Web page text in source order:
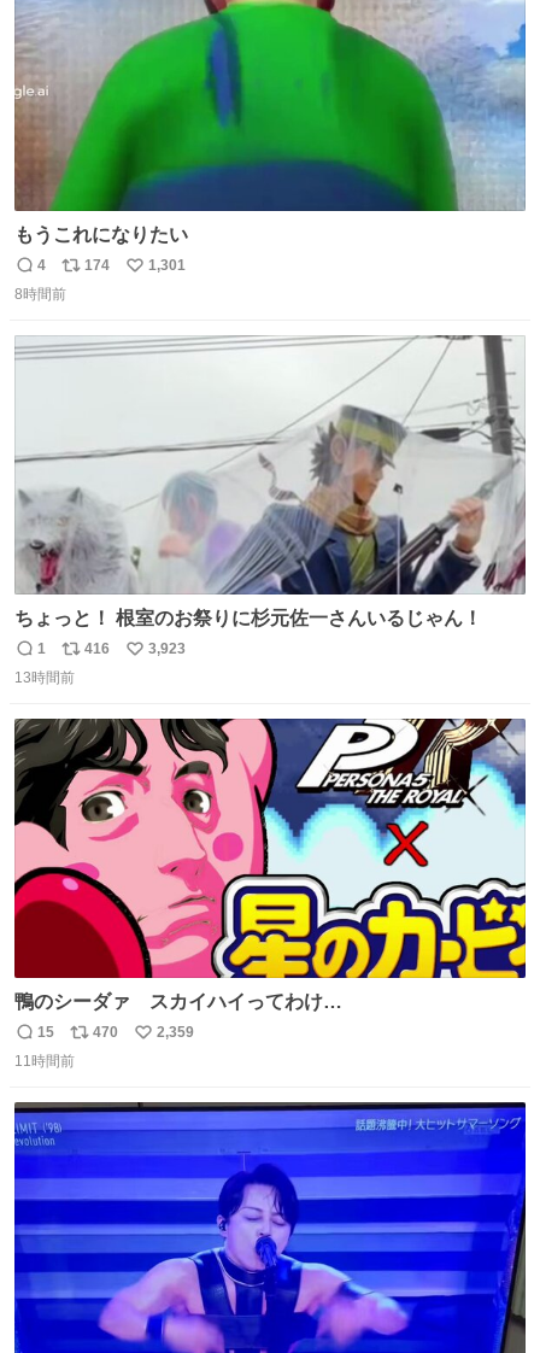
もうこれになりたい
返
信
4
リ
ポ
ト
174
い
数
1,301
8時間前
ちょっと！ 根室のお祭りに杉元佐一さんいるじゃん！
返
信
1
リ
ポ
ト
数
416
い
数
3,923
13時間前
鴨のシーダァ スカイハイってわけ
youtu.be/QbctcHorQyA
返
信
15
リ
ポ
ト
470
い
数
2,359
11時間前